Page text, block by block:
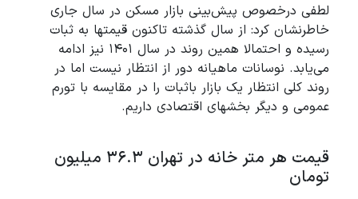
لطفی درخصوص پیش‌بینی بازار مسکن در سال جاری
خاطرنشان کرد: از سال گذشته تاکنون قیمتها به ثبات
رسیده و احتمالا همین روند در سال ۱۴۰۱ نیز ادامه
می‌یابد. نوسانات ماهیانه دور از انتظار نیست اما در
روند کلی انتظار یک بازار باثبات را در مقایسه با تورم
عمومی و دیگر بخشهای اقتصادی داریم.
قیمت هر متر خانه در تهران ۳۶.۳ میلیون
تومان